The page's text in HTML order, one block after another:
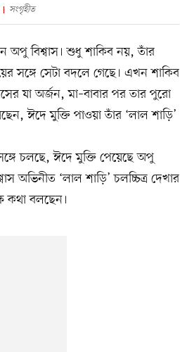
সংগৃহীত
বিশ্বাস। শুধু শাকিব নয়, তাঁর
সঙ্গে সেটা বদলে গেছে। এখন শাকিব
যা অর্জন, মা–বাবার পর তার পুরো
ঈদে মুক্তি পাওয়া তাঁর ‘লাল শাড়ি’
সঙ্গে চলছে, ঈদে মুক্তি পেয়েছে অপু
অভিনীত ‘লাল শাড়ি’ চলচ্চিত্র দেখার
কথা বলছেন।